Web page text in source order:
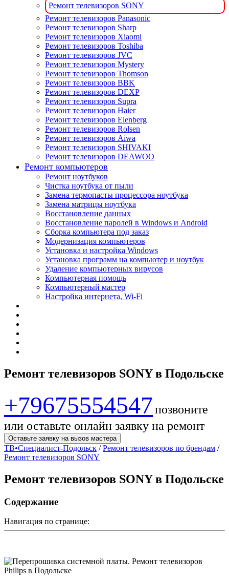
Ремонт телевизоров SONY
Ремонт телевизоров Panasonic
Ремонт телевизоров Sharp
Ремонт телевизоров Xiaomi
Ремонт телевизоров Toshiba
Ремонт телевизоров JVC
Ремонт телевизоров Mystery
Ремонт телевизоров Thomson
Ремонт телевизоров BBK
Ремонт телевизоров DEXP
Ремонт телевизоров Supra
Ремонт телевизоров Haier
Ремонт телевизоров Elenberg
Ремонт телевизоров Rolsen
Ремонт телевизоров Aiwa
Ремонт телевизоров SHIVAKI
Ремонт телевизоров DEAWOO
Ремонт компьютеров
Ремонт ноутбуков
Чистка ноутбука от пыли
Замена термопасты процессора ноутбука
Замена матрицы ноутбука
Восстановление данных
Восстановление паролей в Windows и Android
Сборка компьютера под заказ
Модернизация компьютеров
Установка и настройка Windows
Установка программ на компьютер и ноутбук
Удаление компьютерных вирусов
Компьютерная помощь
Компьютерный мастер
Настройка интернета, Wi-Fi
Ремонт телевизоров SONY в Подольске
+79675554547позвоните
или оставьте онлайн заявку на ремонт
Оставьте заявку на вызов мастера
ТВ•Специалист-Подольск /Ремонт телевизоров по брендам /
Ремонт телевизоров SONY
Ремонт телевизоров SONY в Подольске
Содержание
Навигация по странице: